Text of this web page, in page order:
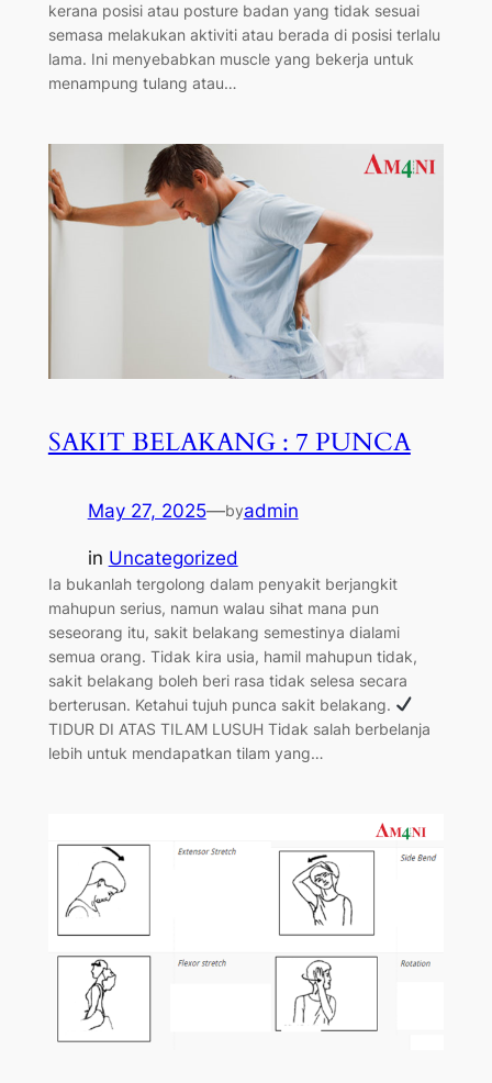
kerana posisi atau posture badan yang tidak sesuai
semasa melakukan aktiviti atau berada di posisi terlalu
lama. Ini menyebabkan muscle yang bekerja untuk
menampung tulang atau…
SAKIT BELAKANG : 7 PUNCA
May 27, 2025—byadmin
in Uncategorized
Ia bukanlah tergolong dalam penyakit berjangkit
mahupun serius, namun walau sihat mana pun
seseorang itu, sakit belakang semestinya dialami
semua orang. Tidak kira usia, hamil mahupun tidak,
sakit belakang boleh beri rasa tidak selesa secara
berterusan. Ketahui tujuh punca sakit belakang.
TIDUR DI ATAS TILAM LUSUH Tidak salah berbelanja
lebih untuk mendapatkan tilam yang…